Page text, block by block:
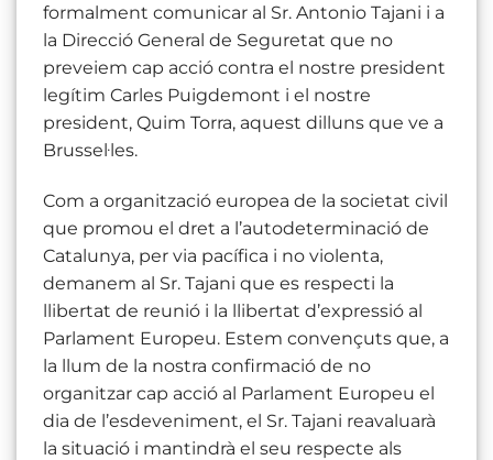
formalment comunicar al Sr. Antonio Tajani i a
la Direcció General de Seguretat que no
preveiem cap acció contra el nostre president
legítim Carles Puigdemont i el nostre
president, Quim Torra, aquest dilluns que ve a
Brussel·les.
Com a organització europea de la societat civil
que promou el dret a l’autodeterminació de
Catalunya, per via pacífica i no violenta,
demanem al Sr. Tajani que es respecti la
llibertat de reunió i la llibertat d’expressió al
Parlament Europeu. Estem convençuts que, a
la llum de la nostra confirmació de no
organitzar cap acció al Parlament Europeu el
dia de l’esdeveniment, el Sr. Tajani reavaluarà
la situació i mantindrà el seu respecte als